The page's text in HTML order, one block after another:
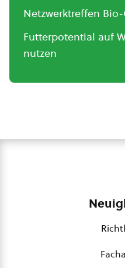
Netzwerktreffen
Futterpotential auf
nutzen